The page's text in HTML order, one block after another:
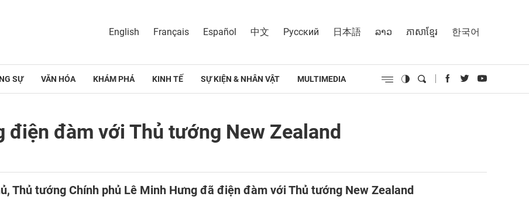
English Français Español 中文 Русский 日本語 ລາວ ភាសាខ្មែរ 한국어
SỰ VĂN HÓA KHÁM PHÁ KINH TẾ SỰ KIỆN & NHÂN VẬT MULTIMEDIA
đàm với Thủ tướng New Zealand
Thủ tướng Chính phủ Lê Minh Hưng đã điện đàm với Thủ tướng New Zealand